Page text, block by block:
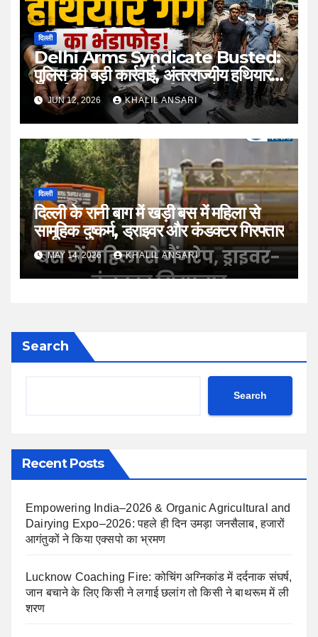
दिल्ली
Delhi Arms Syndicate Busted:
पुलिस की बड़ी कार्रवाई, अंतरराज्यीय हथियार
नेटवर्क का खुलासा; 26 पिस्टल के साथ 6
आरोपी गिरफ्तार
JUN 12, 2026 KHALIL ANSARI
दिल्ली
दिल्ली के रानी बाग में खड़ी बस में महिला से
सामूहिक दुष्कर्म, ड्राइवर और कंडक्टर गिरफ्तार
MAY 14, 2026 KHALIL ANSARI
Search
Search
Recent Posts
Empowering India–2026 & Organic Agricultural and
Dairying Expo–2026: पहले ही दिन उमड़ा जनसैलाब, हजारों
आगंतुकों ने किया एक्सपो का भ्रमण
Lucknow Coaching Fire: कोचिंग अग्निकांड में दर्दनाक संघर्ष,
जान बचाने के लिए किसी ने लगाई छलांग तो किसी ने बाथरूम में ली
शरण